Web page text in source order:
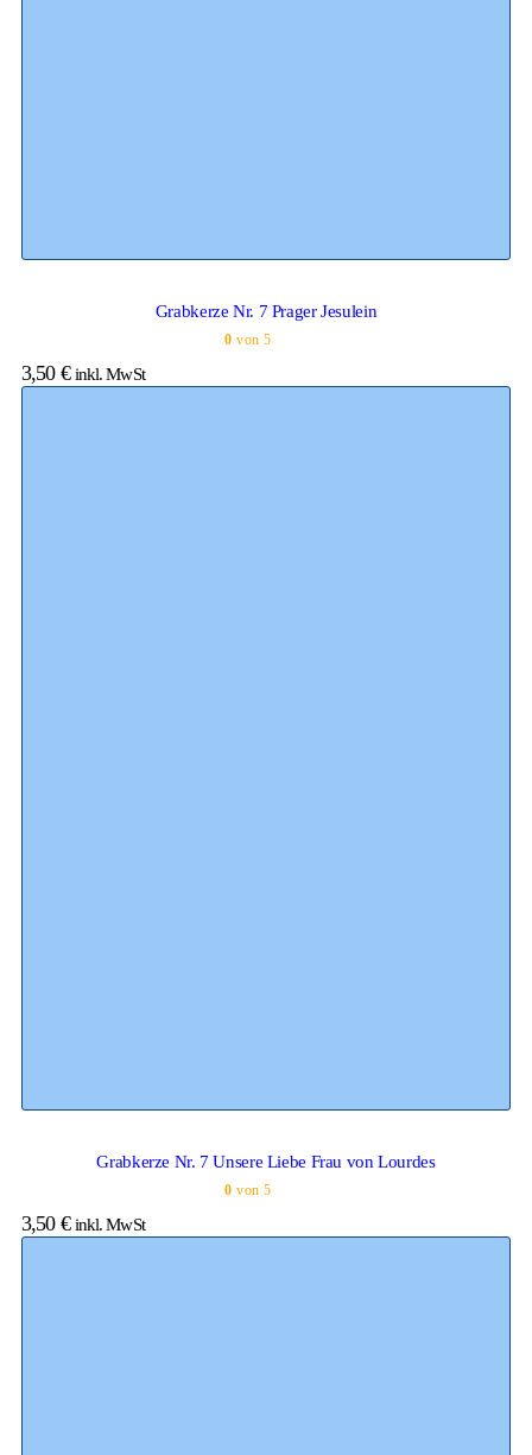
Grabkerze Nr. 7 Prager Jesulein
0 von 5
3,50 € inkl. MwSt
Grabkerze Nr. 7 Unsere Liebe Frau von Lourdes
0 von 5
3,50 € inkl. MwSt